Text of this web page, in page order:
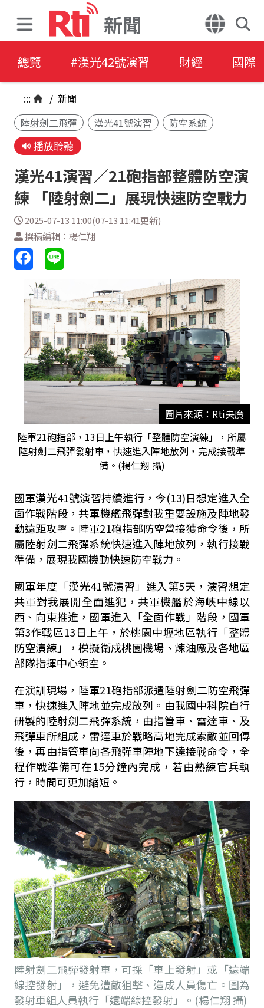
新聞
總覽 #漢光42號演習 財經 國際
::: / 新聞
陸射劍二飛彈
漢光41號演習 防空系統
播放聆聽
漢光41演習／21砲指部整體防空演
練 「陸射劍二」展現快速防空戰力
2025-07-13 11:00(07-13 11:41更新)
撰稿編輯：楊仁翔
圖片來源：Rti央廣
陸軍21砲指部，13日上午執行「整體防空演練」，所屬
陸射劍二飛彈發射車，快速進入陣地放列，完成接戰準
備。(楊仁翔 攝)
國軍漢光41號演習持續進行，今(13)日想定進入全
面作戰階段，共軍機艦飛彈對我重要設施及陣地發
動遠距攻擊。陸軍21砲指部防空營接獲命令後，所
屬陸射劍二飛彈系統快速進入陣地放列，執行接戰
準備，展現我國機動快速防空戰力。
國軍年度「漢光41號演習」進入第5天，演習想定
共軍對我展開全面進犯，共軍機艦於海峽中線以
西、向東推進，國軍進入「全面作戰」階段，國軍
第3作戰區13日上午，於桃園中壢地區執行「整體
防空演練」，模擬衛戍桃園機場、煉油廠及各地區
部隊指揮中心領空。
在演訓現場，陸軍21砲指部派遣陸射劍二防空飛彈
車，快速進入陣地並完成放列。由我國中科院自行
研製的陸射劍二飛彈系統，由指管車、雷達車、及
飛彈車所組成，雷達車於戰略高地完成索敵並回傳
後，再由指管車向各飛彈車陣地下達接戰命令，全
程作戰準備可在15分鐘內完成，若由熟練官兵執
行，時間可更加縮短。
陸射劍二飛彈發射車，可採「車上發射」或「遠端
線控發射」，避免遭敵狙擊、造成人員傷亡。圖為
發射車組人員執行「遠端線控發射」。(楊仁翔 攝)